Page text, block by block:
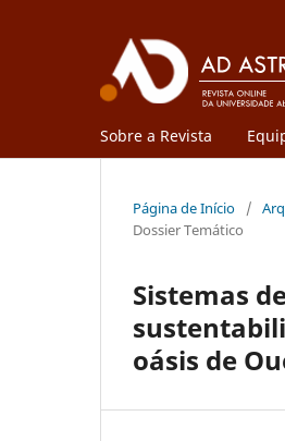
Sobre a Revista
Página de Início /
Dossier Temático
Sistemas
oásis de